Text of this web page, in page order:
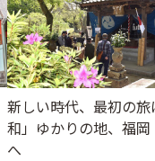
新しい時代、最初の
和」ゆかりの地、福岡
へ